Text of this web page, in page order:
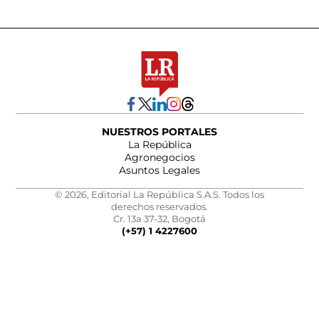
NUESTROS PORTALES
La República
Agronegocios
Asuntos Legales
© 2026, Editorial La República S.A.S. Todos los
derechos reservados.
Cr. 13a 37-32, Bogotá
(+57) 1 4227600